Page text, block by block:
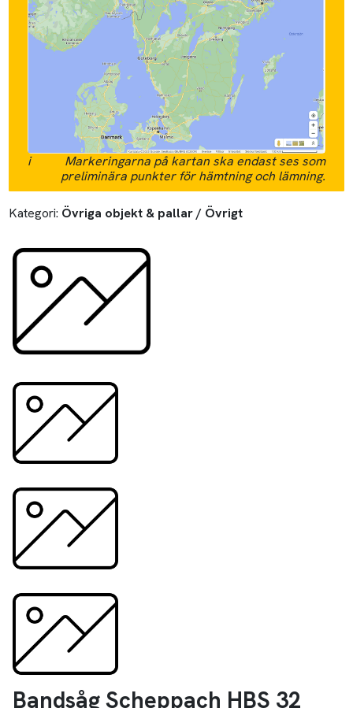
i
Markeringarna på kartan ska endast ses som
preliminära punkter för hämtning och lämning.
Kategori: Övriga objekt & pallar / Övrigt
Bandsåg Scheppach HBS 32